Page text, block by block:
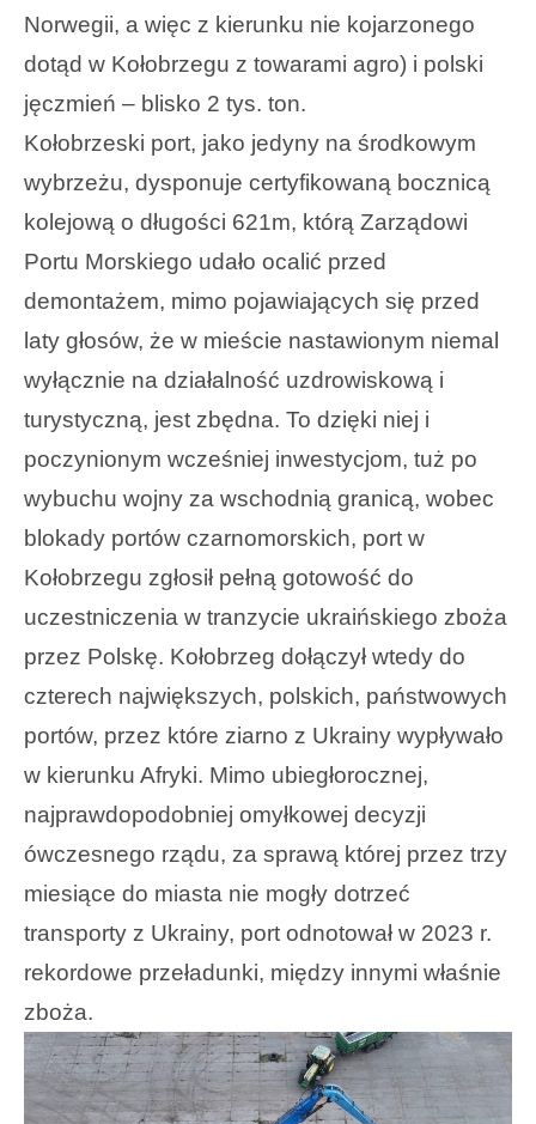
Norwegii, a więc z kierunku nie kojarzonego
dotąd w Kołobrzegu z towarami agro) i polski
jęczmień – blisko 2 tys. ton.
Kołobrzeski port, jako jedyny na środkowym
wybrzeżu, dysponuje certyfikowaną bocznicą
kolejową o długości 621m, którą Zarządowi
Portu Morskiego udało ocalić przed
demontażem, mimo pojawiających się przed
laty głosów, że w mieście nastawionym niemal
wyłącznie na działalność uzdrowiskową i
turystyczną, jest zbędna. To dzięki niej i
poczynionym wcześniej inwestycjom, tuż po
wybuchu wojny za wschodnią granicą, wobec
blokady portów czarnomorskich, port w
Kołobrzegu zgłosił pełną gotowość do
uczestniczenia w tranzycie ukraińskiego zboża
przez Polskę. Kołobrzeg dołączył wtedy do
czterech największych, polskich, państwowych
portów, przez które ziarno z Ukrainy wypływało
w kierunku Afryki. Mimo ubiegłorocznej,
najprawdopodobniej omyłkowej decyzji
ówczesnego rządu, za sprawą której przez trzy
miesiące do miasta nie mogły dotrzeć
transporty z Ukrainy, port odnotował w 2023 r.
rekordowe przeładunki, między innymi właśnie
zboża.